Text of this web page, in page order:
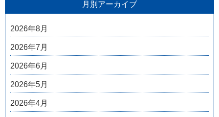
月別アーカイブ
2026年8月
2026年7月
2026年6月
2026年5月
2026年4月